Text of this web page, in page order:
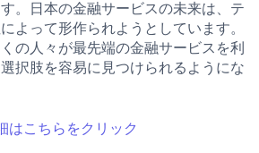
。日本の金融サービスの未来は、テ
よって形作られようとしています。
の人々が最先端の金融サービスを利
択肢を容易に見つけられるようにな
はこちらをクリック